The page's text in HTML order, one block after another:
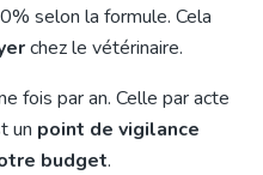
selon la formule. Cela
chez le vétérinaire.
fois par an. Celle par acte
un point de vigilance
budget.